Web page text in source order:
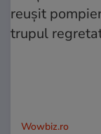
Wowbiz.ro